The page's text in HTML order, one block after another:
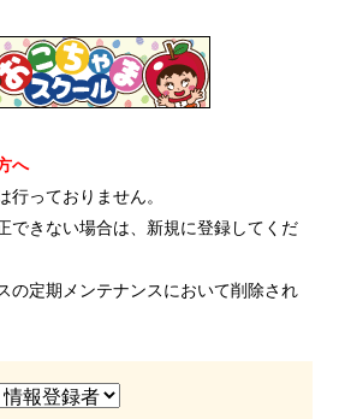
へ
行っておりません。
できない場合は、新規に登録してくだ
の定期メンテナンスにおいて削除され